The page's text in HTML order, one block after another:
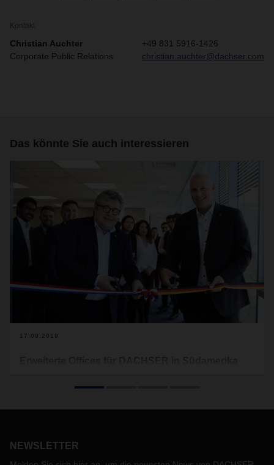
Kontakt
Christian Auchter
Corporate Public Relations
+49 831 5916-1426
christian.auchter@dachser.com
Das könnte Sie auch interessieren
17.09.2019
NEWSLETTER